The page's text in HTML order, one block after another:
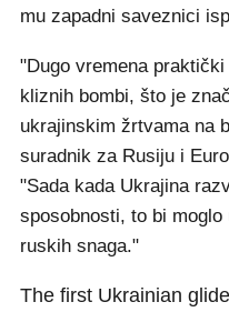
mu zapadni saveznici
"Dugo vremena
kliznih bombi, što je
ukrajinskim žrtvama na
suradnik za Rusiju i
"Sada kada Ukrajina
sposobnosti, to bi
ruskih snaga."
The first Ukrainian